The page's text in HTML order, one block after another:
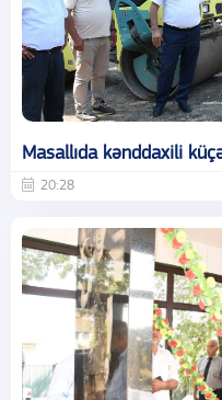
Masallıda kənddaxili
20:28